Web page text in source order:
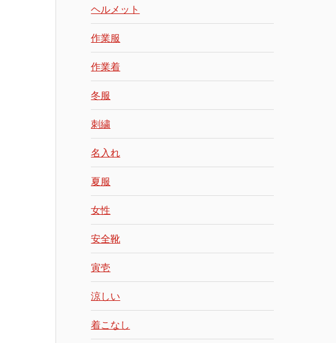
ヘルメット
作業服
作業着
冬服
刺繍
名入れ
夏服
女性
安全靴
寅壱
涼しい
着こなし